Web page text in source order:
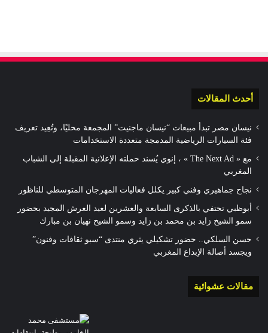
أحدث المقالات
نيسان مصر تبدأ مبيعات “نيسان ماجنيت” المجمعة محليًا، وتُعِيد تعريف
فئة السيارات الرياضية المدمجة متعددة الاستخدامات
مع « The Next Ad » ، إنوي يُسند حملته الإعلانية المقبلة إلى الشباب
المغربي
نجاح جماهيري وفني كبير يكلل فعاليات المهرجان المتوسطي للناظور
أبوظبي تحتفي بالذكرى السابعة والعشرين لعيد العرش المجيد بحضور
سمو الشيخ زايد بن محمد بن زايد وسمو الشيخ نهيان بن مبارك
حسن السلكي.. حضور تشكيلي يثري منتدى “سبو ثقافات وفنون”
ويجسد أصالة الإبداع المغربي
مقالات عشوائية